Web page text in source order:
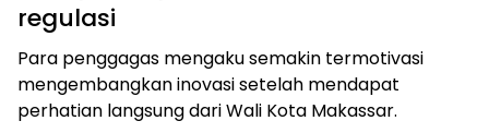
regulasi
Para penggagas mengaku semakin termotivasi
mengembangkan inovasi setelah mendapat
perhatian langsung dari Wali Kota Makassar.